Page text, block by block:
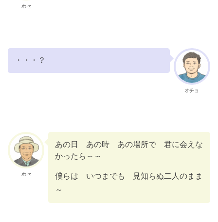
ホセ
オチョ
・・・？
ホセ
あの日 あの時 あの場所で 君に会えな
かったら～～
僕らは いつまでも 見知らぬ二人のまま
～